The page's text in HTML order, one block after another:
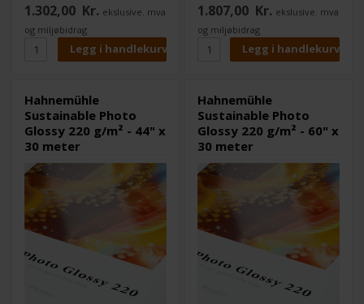
plastkompositter eller film,
som gjør det fullt
resirkulerbart gjennom det
vanlige
papirgjenbrukssystemet – et
fotopapirer.
1.302,00 Kr. ekslusive. mva
og miljøbidrag
plastkompositter eller film,
som gjør det fullt gjenvinnbart
gjennom det vanlige
papirgjenvinningssystemet –
et bærekraftig alternativ til
1.807,00 Kr. ekslusive. mva
og miljøbidrag
Hahnemühle
Sustainable Photo
Glossy 220 g/m² - 44" x
30 meter
Hahnemühle
Sustainable Photo
Glossy 220 g/m² - 60" x
30 meter